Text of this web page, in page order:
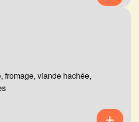
fromage, viande hachée,